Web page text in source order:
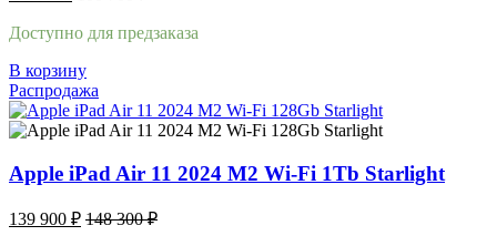
Доступно для предзаказа
В корзину
Распродажа
Apple iPad Air 11 2024 M2 Wi-Fi 1Tb Starlight
139 900 ₽ 148 300₽